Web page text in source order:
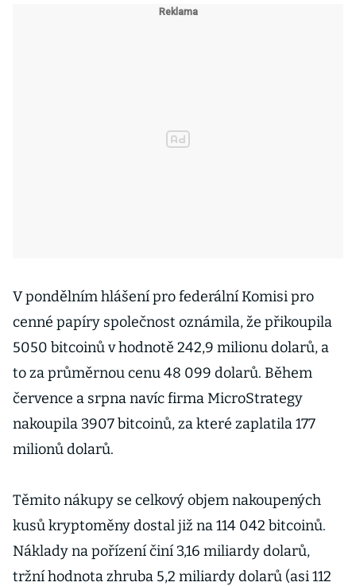
V pondělním hlášení pro federální Komisi pro
cenné papíry společnost oznámila, že přikoupila
5050 bitcoinů v hodnotě 242,9 milionu dolarů, a
to za průměrnou cenu 48 099 dolarů. Během
července a srpna navíc firma MicroStrategy
nakoupila 3907 bitcoinů, za které zaplatila 177
milionů dolarů.
Těmito nákupy se celkový objem nakoupených
kusů kryptoměny dostal již na 114 042 bitcoinů.
Náklady na pořízení činí 3,16 miliardy dolarů,
tržní hodnota zhruba 5,2 miliardy dolarů (asi 112